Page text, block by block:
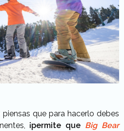
que para hacerlo debes
¡permite que Big Bear